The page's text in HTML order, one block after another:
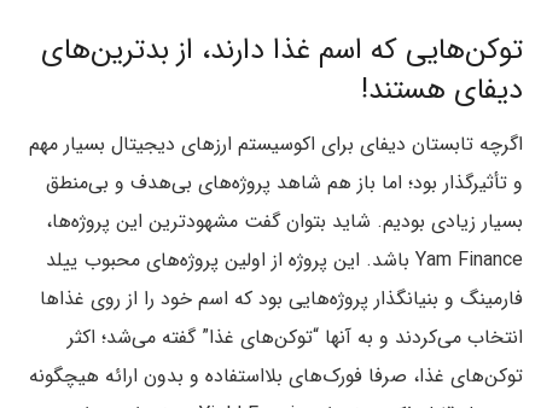
توکن‌هایی که اسم غذا دارند، از بدترین‌های
دیفای هستند!
اگرچه تابستان دیفای برای اکوسیستم ارزهای دیجیتال بسیار مهم
و تأثیرگذار بود؛ اما باز هم شاهد پروژه‌های بی‌هدف و بی‌منطق
بسیار زیادی بودیم. شاید بتوان گفت مشهودترین این پروژه‌ها،
Yam Finance باشد. این پروژه از اولین پروژه‌های محبوب ییلد
فارمینگ و بنیانگذار پروژه‌هایی بود که اسم خود را از روی غذاها
انتخاب می‌کردند و به آنها “توکن‌های غذا” گفته می‌شد؛ اکثر
توکن‌های غذا، صرفا فورک‌های بلااستفاده‌ و بدون ارائه هیچگونه